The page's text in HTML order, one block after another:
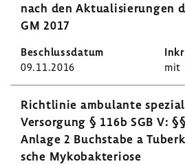
nach den Aktua­li­sie­rungen
GM 2017
09.11.2016 mit
Richt­linie ambu­lante
Versor­gung § 116b SGB V:
Anlage 2 Buch­stabe a
sche Myko­bak­te­riose